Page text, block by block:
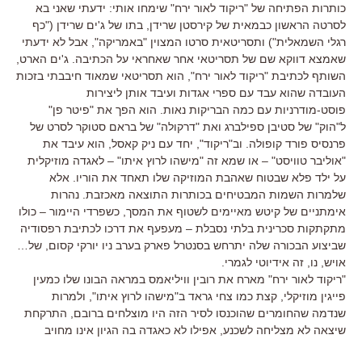
כותרות הפתיחה של "ריקוד לאור ירח" שימחו אותי: ידעתי שאני בא
לסרטה הראשון כבמאית של קירסטן שרידן, בתו של ג'ים שרידן ("כף
רגלי השמאלית") ותסריטאית סרטו המצוין "באמריקה", אבל לא ידעתי
שאמצא דווקא שם של תסריטאי אחר שאחראי על הכתיבה. ג'ים הארט,
השותף לכתיבת "ריקוד לאור ירח", הוא תסריטאי שמאוד חיבבתי בזכות
העובדה שהוא עבד עם ספרי אגדות ועיבד אותן ליצירות
פוסט-מודרניות עם כמה הבריקות נאות. הוא הפך את "פיטר פן"
ל"הוק" של סטיבן ספילברג ואת "דרקולה" של בראם סטוקר לסרט של
פרנסיס פורד קופולה. וב"ריקוד", יחד עם ניק קאסל, הוא עיבד את
"אוליבר טוויסט" – או שמא זה "מישהו לרוץ איתו" – לאגדה מוזיקלית
על ילד פלא שבטוח שאהבת המוזיקה שלו תאחד את הוריו. אלא
שלמרות השמות המבטיחים בכותרות התוצאה מאכזבת. נהרות
אימתניים של קיטש מאיימים לשטוף את המסך, כשפרדי היימור – כולו
מתקתקות סכרינית בלתי נסבלת – מעפעף את דרכו לכתיבת רפסודיה
שביצוע הבכורה שלה יתרחש בסנטרל פארק בערב ניו יורקי קסום, של…
אויש, נו, זה אידיוטי לגמרי.
"ריקוד לאור ירח" מארח את רובין וויליאמס במראה הבונו שלו כמעין
פייגין מוזיקלי, קצת כמו צחי גראד ב"מישהו לרוץ איתו", ולמרות
שנדמה שהחומרים שהוכנסו לסיר הזה היו מוצלחים ברובם, התרקחת
שיצאה לא מצליחה לשכנע, אפילו לא כאגדה בה הגיון אינו מחויב